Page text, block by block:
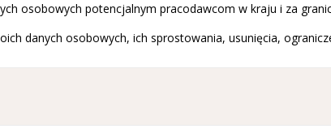
osobowych potencjalnym pracodawcom w kraju i za
danych osobowych, ich sprostowania, usunięcia,